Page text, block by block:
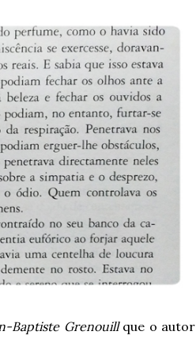
Baptiste Grenouillque o autor